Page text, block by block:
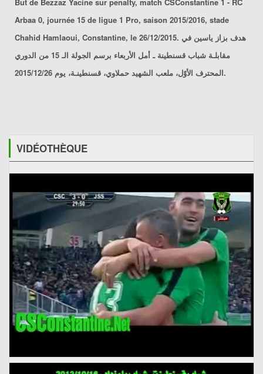
Arbaa 0, journée 15 de ligue 1 Pro, saison 2015/2016, stade
Chahid Hamlaoui, Constantine, le 26/12/2015. هدف بزاز ياسين في
مقابلـة شباب قسنطينة ـ أمل الأربعاء برسم الجولة الـ 15 من الدوري
المحترف الأوّل، ملعب الشهيد حملاوي، قسنطينـة، يوم 2015/12/26.
VIDÉOTHÈQUE